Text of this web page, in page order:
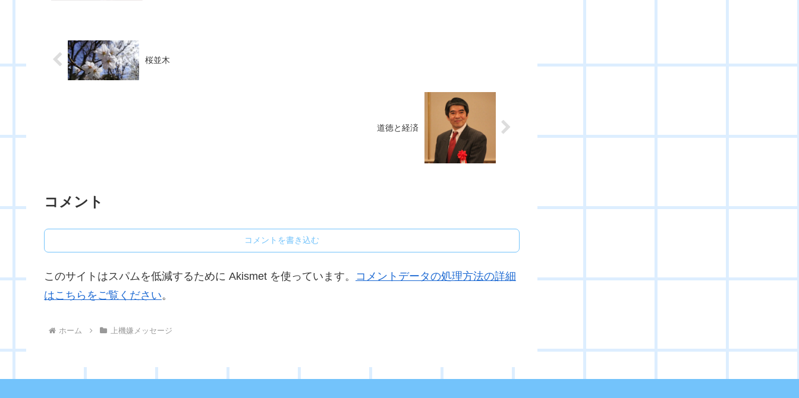
桜並木
道徳と経済
コメント
コメントを書き込む
このサイトはスパムを低減するために Akismet を使っています。 コメントデータの処理方法の詳細
はこちらをご覧ください。
ホーム 上機嫌メッセージ